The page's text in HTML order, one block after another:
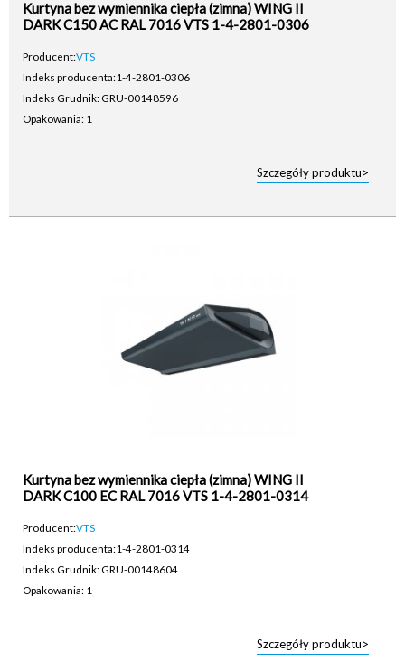
Kurtyna bez wymiennika ciepła (zimna) WING II
DARK C150 AC RAL 7016 VTS 1-4-2801-0306
Producent:VTS
Indeks producenta:1-4-2801-0306
Indeks Grudnik: GRU-00148596
Opakowania: 1
Szczegóły produktu>
Kurtyna bez wymiennika ciepła (zimna) WING II
DARK C100 EC RAL 7016 VTS 1-4-2801-0314
Producent:VTS
Indeks producenta:1-4-2801-0314
Indeks Grudnik: GRU-00148604
Opakowania: 1
Szczegóły produktu>